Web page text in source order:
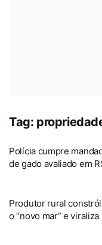
Tag:
Polícia cumpre
de gado avaliado em
Produtor rural
o “novo mar” e